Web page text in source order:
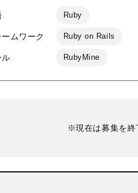
Ruby
ムワーク Ruby on Rails
ル RubyMine
※現在は募集を終